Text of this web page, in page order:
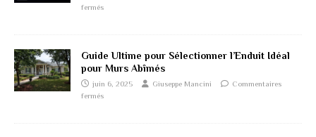
fermés
Guide Ultime pour Sélectionner l’Enduit Idéal
pour Murs Abîmés
juin 6, 2025 Giuseppe Mancini
Commentaires
fermés